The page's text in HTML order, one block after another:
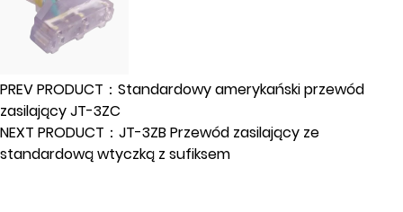
PREV PRODUCT：Standardowy amerykański przewód
zasilający JT-3ZC
NEXT PRODUCT：JT-3ZB Przewód zasilający ze
standardową wtyczką z sufiksem